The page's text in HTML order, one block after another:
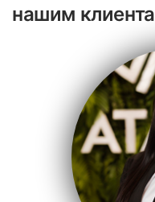
нашим